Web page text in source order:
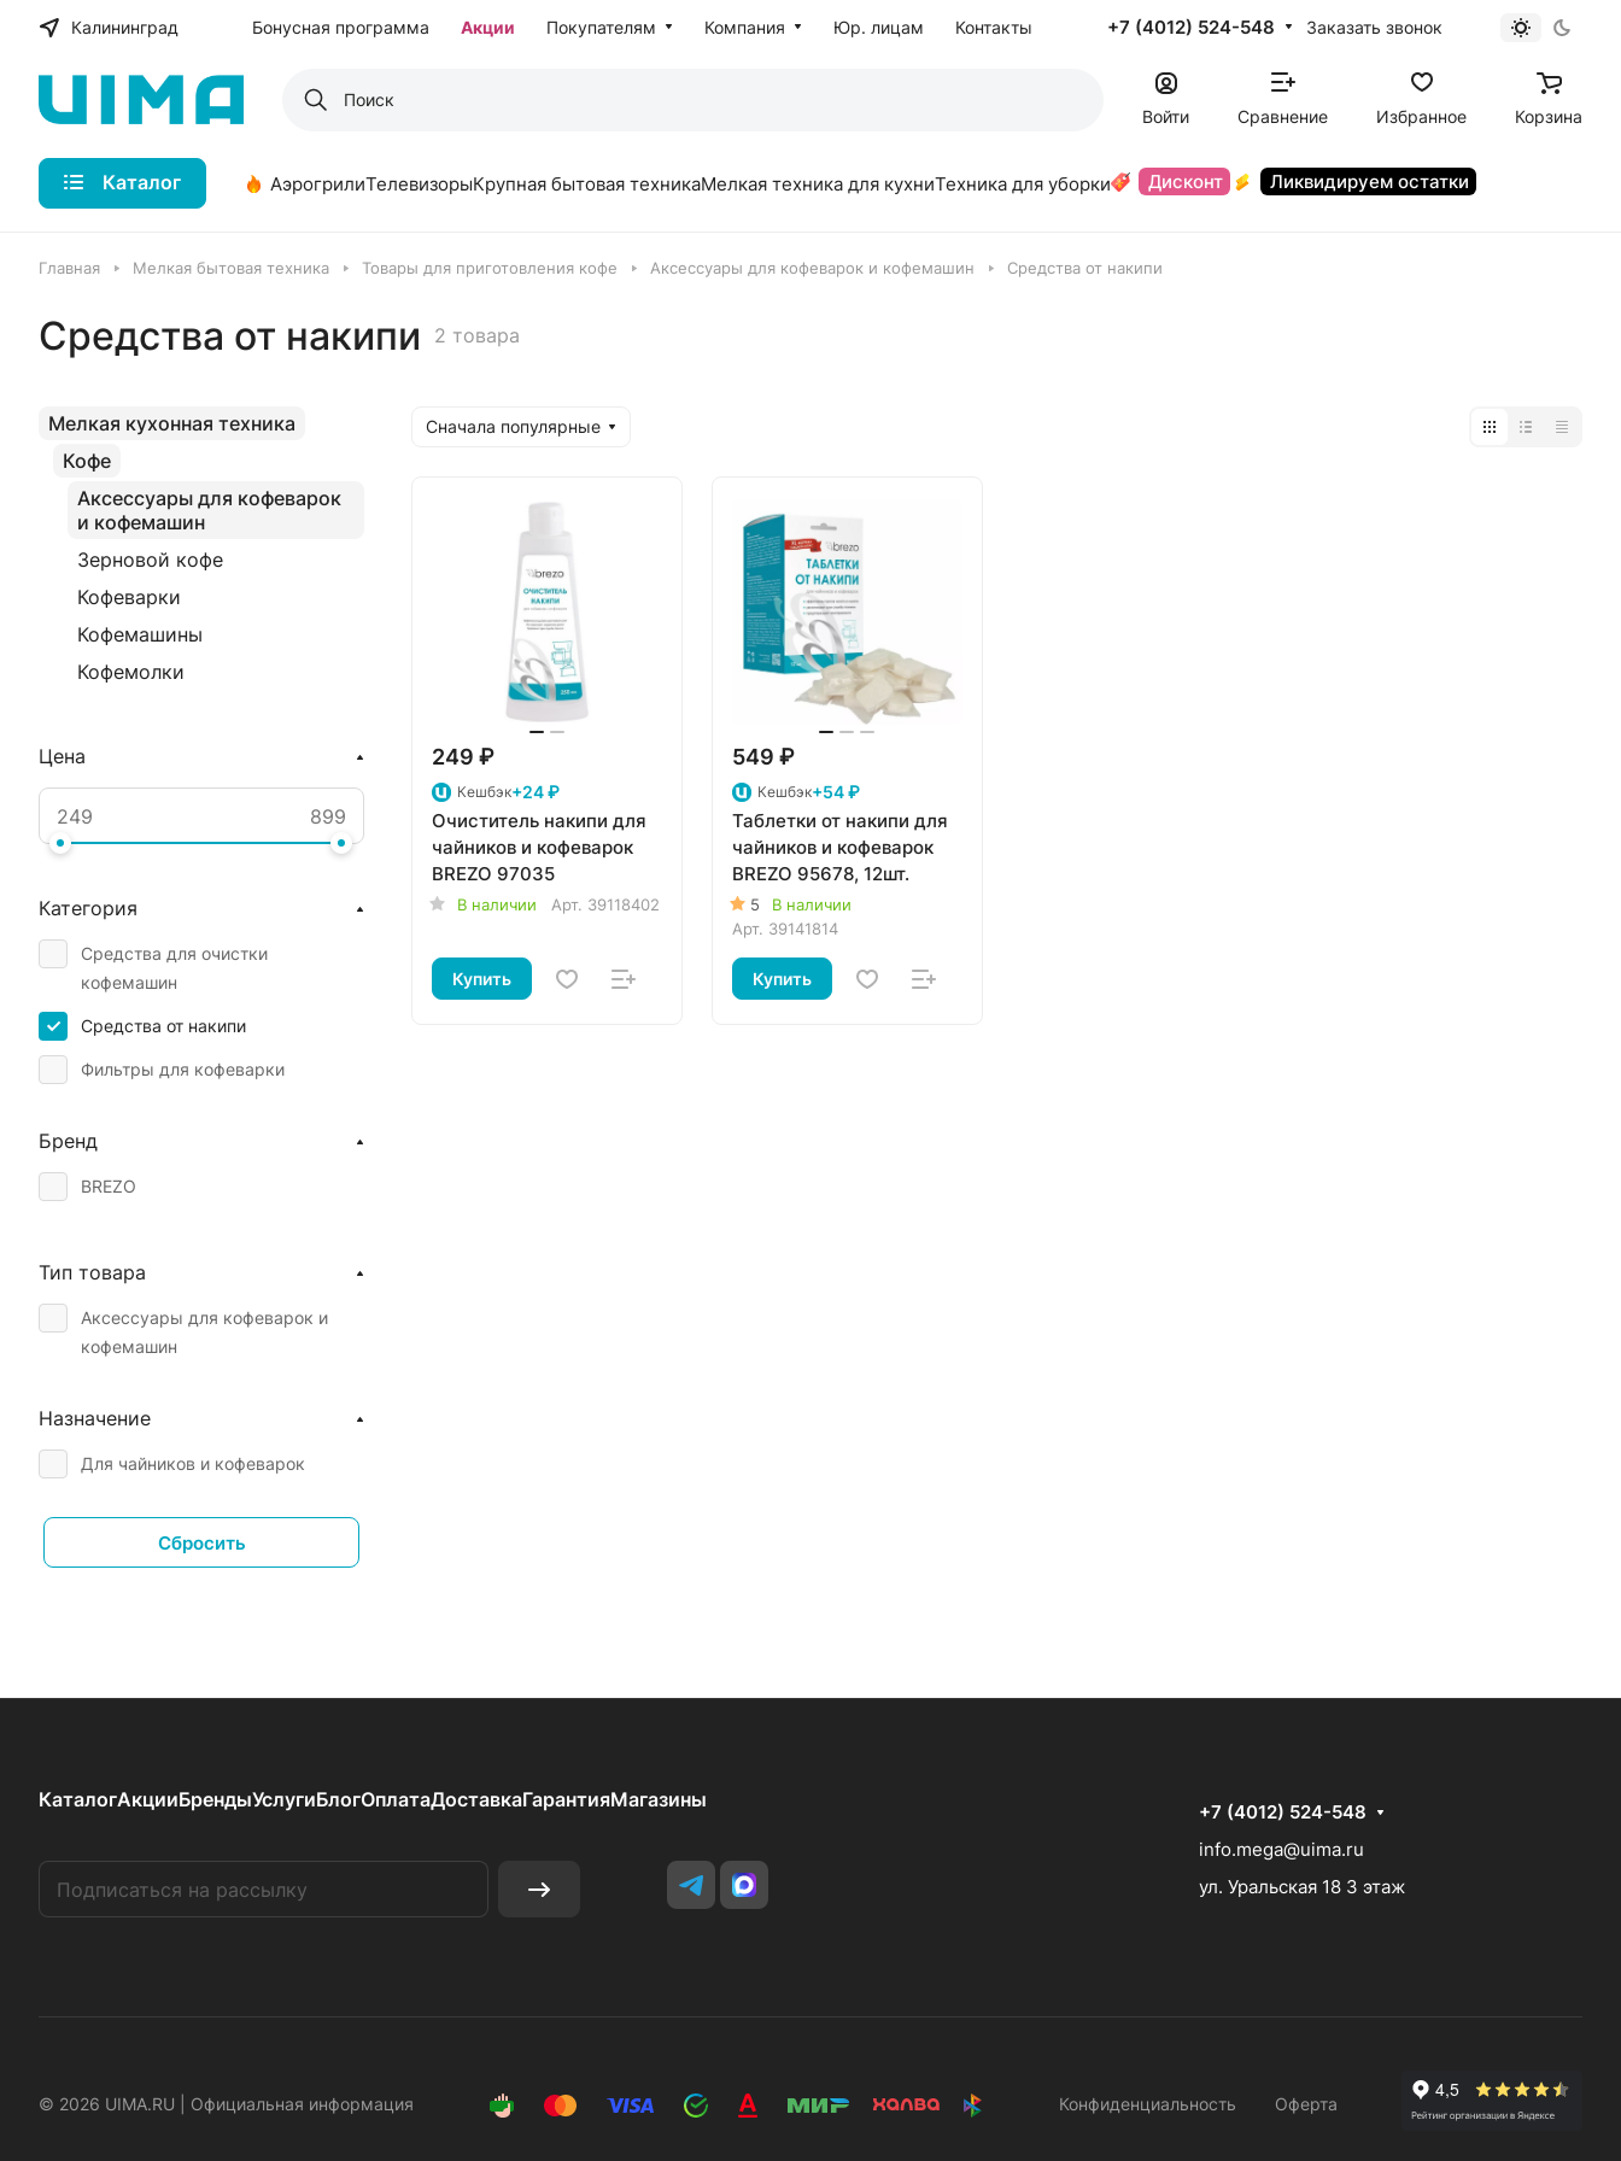
Калининград Бонусная программа Акции Покупателям Компания Юр. лицам Контакты +7 (4012) 524-548 Заказать звонок
Войти Сравнение Избранное Корзина
Каталог АэрогрилиТелевизорыКрупная бытовая техникаМелкая техника для кухниТехника для уборки Дисконт Ликвидируем остатки
Главная Мелкая бытовая техника Товары для приготовления кофе Аксессуары для кофеварок и кофемашин Средства от накипи
Средства от накипи 2 товара
Сначала популярные
249 ₽
Кешбэк+24 ₽
Очиститель накипи для
чайников и кофеварок
BREZO 97035
В наличии Арт. 39118402
Купить
549 ₽
Кешбэк+54 ₽
Таблетки от накипи для
чайников и кофеварок
BREZO 95678, 12шт.
5
В наличии
Арт. 39141814
Купить
Мелкая кухонная техника
Кофе
Аксессуары для кофеварок
и кофемашин
Зерновой кофе
Кофеварки
Кофемашины
Кофемолки
Цена
Категория
Средства для очистки
кофемашин
Средства от накипи
Фильтры для кофеварки
Бренд
BREZO
Тип товара
Аксессуары для кофеварок и
кофемашин
Назначение
Для чайников и кофеварок
Сбросить
КаталогАкцииБрендыУслугиБлогОплатаДоставкаГарантияМагазины
+7 (4012) 524-548
info.mega@uima.ru
ул. Уральская 18 3 этаж
© 2026 UIMA.RU | Официальная информация Конфиденциальность Оферта